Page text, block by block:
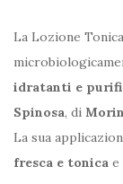
La Lozione
idratanti e
Spinosa, di
La sua
fresca e tonica e